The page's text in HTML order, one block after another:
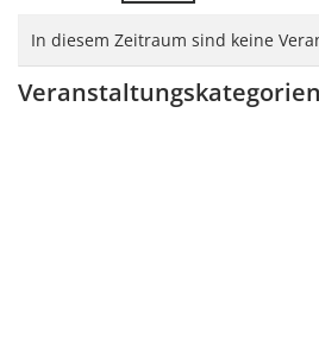
In diesem Zeitraum sind keine
Veranstaltungskategorien